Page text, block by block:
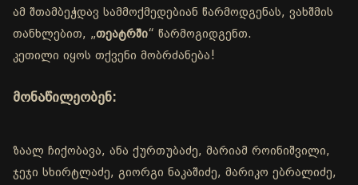
ამ შთამბეჭდავ სამმოქმედებიან წარმოდგენას, ვახშმის
თანხლებით, „თეატრში“ წარმოგიდგენთ.
კეთილი იყოს თქვენი მობრძანება!
მონაწილეობენ:
ზაალ ჩიქობავა, ანა ქურთუბაძე, მარიამ როინიშვილი,
ჯეჯი სხირტლაძე, გიორგი ნაკაშიძე, მარიკო ებრალიძე,